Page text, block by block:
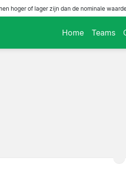
hoger of lager zijn dan de nominale
Home Teams